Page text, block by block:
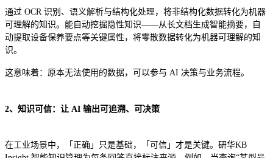
通过 OCR 识别、语义解析与结构化处理，将非结构化数据转化为机器
可理解的知识。能自动挖掘隐性知识——从长文档生成智能摘要，自
动提取设备保养要点等关键属性，将零散数据转化为机器可理解的知
识。
这意味着：原本无法使用的数据，可以参与 AI 决策与业务流程。
2、知识可信：让 AI 输出可追溯、可决策
在工业场景中，「正确」只是基础，「可信」才是关键。研华KB